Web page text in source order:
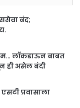
बंद;
लॉकडाऊन बाबत
ही असेल बंदी
प्रवासाला